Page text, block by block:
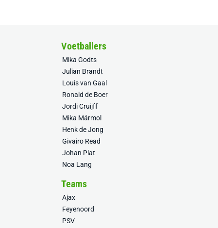
Voetballers
Mika Godts
Julian Brandt
Louis van Gaal
Ronald de Boer
Jordi Cruijff
Mika Mármol
Henk de Jong
Givairo Read
Johan Plat
Noa Lang
Teams
Ajax
Feyenoord
PSV